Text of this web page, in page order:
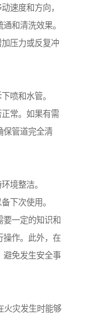
速度和方向，
和清洗效果。
压力或反复冲
喷和水管。
常。如果有需
保管道完全清
境整洁。
下次使用。
要一定的知识和
操作。此外，在
避免发生安全事
火灾发生时能够